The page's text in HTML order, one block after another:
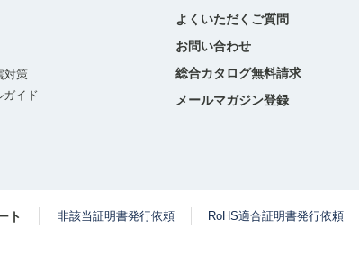
対策
ガイド
よくいただくご質問
お問い合わせ
総合カタログ無料請求
メールマガジン登録
ト 非該当証明書発行依頼 RoHS適合証明書発行依頼